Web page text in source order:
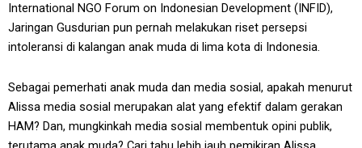
International NGO Forum on Indonesian Development (INFID),
Jaringan Gusdurian pun pernah melakukan riset persepsi
intoleransi di kalangan anak muda di lima kota di Indonesia.
Sebagai pemerhati anak muda dan media sosial, apakah menurut
Alissa media sosial merupakan alat yang efektif dalam gerakan
HAM? Dan, mungkinkah media sosial membentuk opini publik,